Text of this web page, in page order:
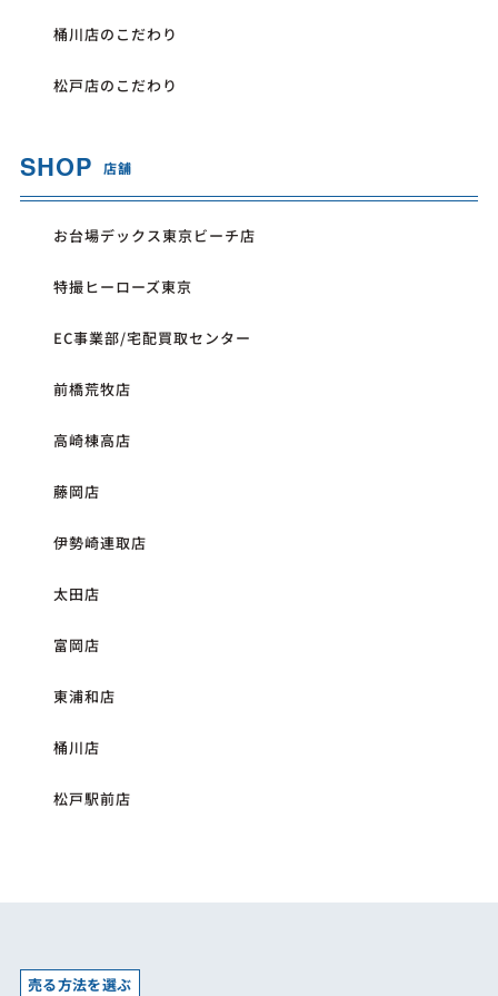
桶川店のこだわり
松戸店のこだわり
SHOP 店舗
お台場デックス東京ビーチ店
特撮ヒーローズ東京
EC事業部/宅配買取センター
前橋荒牧店
高崎棟高店
藤岡店
伊勢崎連取店
太田店
富岡店
東浦和店
桶川店
松戸駅前店
売る方法を選ぶ